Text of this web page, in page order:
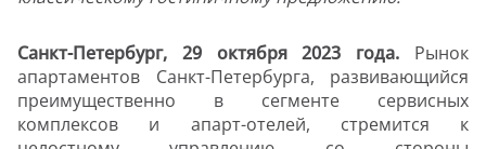
Санкт-Петербург, 29 октября 2023 года. Рынок
апартаментов Санкт-Петербурга, развивающийся
преимущественно в сегменте сервисных
комплексов и апарт-отелей, стремится к